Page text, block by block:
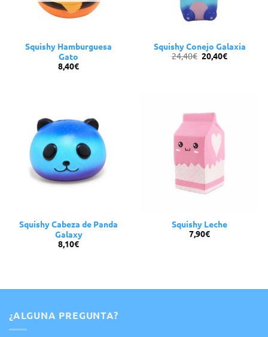
Squishy Hamburguesa
Gato
8,40€
Squishy Conejo Galaxia
24,40€ El
precio
20,40€El
precio
Squishy Cabeza de Panda
Galaxy
8,10€
Squishy Leche
7,90€
¿ALGUNA PREGUNTA?